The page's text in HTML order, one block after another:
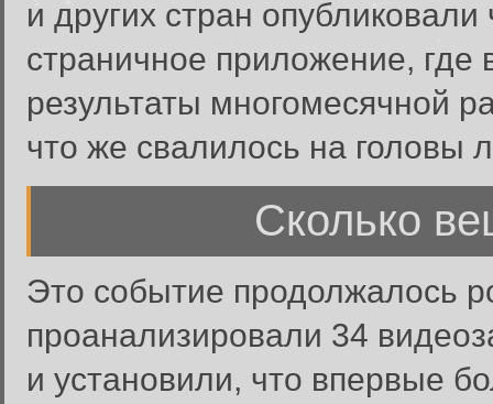
и других стран
страничное приложение,
результаты многомесячной
что же свалилось на головы
Сколько
Это событие продолжалось
проанализировали 34
и установили, что впервые